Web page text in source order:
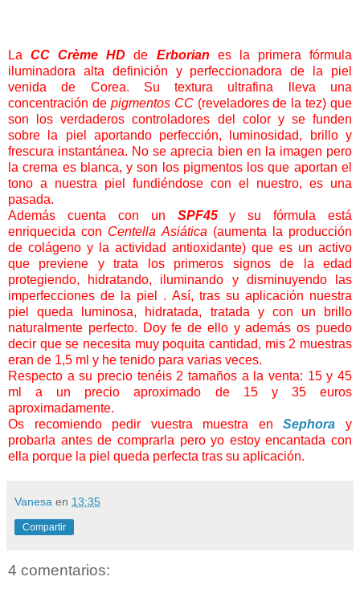
LaCC Crème HD de Erborian es la primera fórmula
iluminadora alta definición y perfeccionadora de la piel
venida de Corea. Su textura ultrafina lleva una
concentración de pigmentos CC(reveladores de la tez) que
son los verdaderos controladores del color y se funden
sobre la piel aportando perfección, luminosidad, brillo y
frescura instantánea. No se aprecia bien en la imagen pero
la crema es blanca, y son los pigmentos los que aportan el
tono a nuestra piel fundiéndose con el nuestro, es una
pasada.
Además cuenta con un SPF45y su fórmula está
enriquecida con Centella Asiática (aumenta la producción
de colágeno y la actividad antioxidante) que es un activo
que previene y trata los primeros signos de la edad
protegiendo, hidratando, iluminando y disminuyendo las
imperfecciones de la piel . Así, tras su aplicación nuestra
piel queda luminosa, hidratada, tratada y con un brillo
naturalmente perfecto. Doy fe de ello y además os puedo
decir que se necesita muy poquita cantidad, mis 2 muestras
eran de 1,5 ml y he tenido para varias veces.
Respecto a su precio tenéis 2 tamaños a la venta: 15 y 45
ml a un precio aproximado de 15 y 35 euros
aproximadamente.
Os recomiendo pedir vuestra muestra en
Sephora y
probarla antes de comprarla pero yo estoy encantada con
ella porque la piel queda perfecta tras su aplicación.
Vanesa en 13:35
Compartir
4 comentarios: